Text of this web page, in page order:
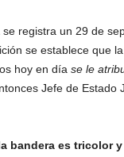
se registra un 29 de
se establece que
hoy en día se le
Jefe de
bandera es tricolor